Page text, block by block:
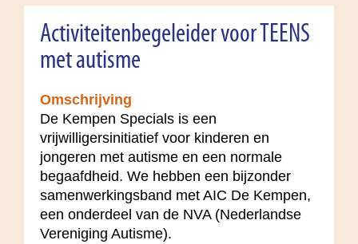
Activiteitenbegeleider voor TEENS
met autisme
Omschrijving
De Kempen Specials is een
vrijwilligersinitiatief voor kinderen en
jongeren met autisme en een normale
begaafdheid. We hebben een bijzonder
samenwerkingsband met AIC De Kempen,
een onderdeel van de NVA (Nederlandse
Vereniging Autisme).